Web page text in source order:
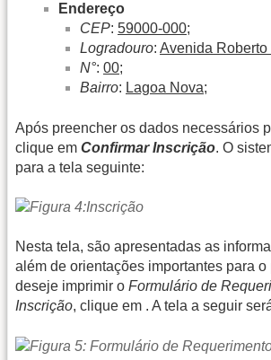
Endereço
CEP: 59000-000;
Logradouro: Avenida Roberto
N°: 00;
Bairro: Lagoa Nova;
Após preencher os dados necessários
clique em Confirmar Inscrição. O
para a tela seguinte:
Nesta tela, são apresentadas as
além de orientações importantes para
deseje imprimir o Formulário de
Inscrição, clique em . A tela a seguir